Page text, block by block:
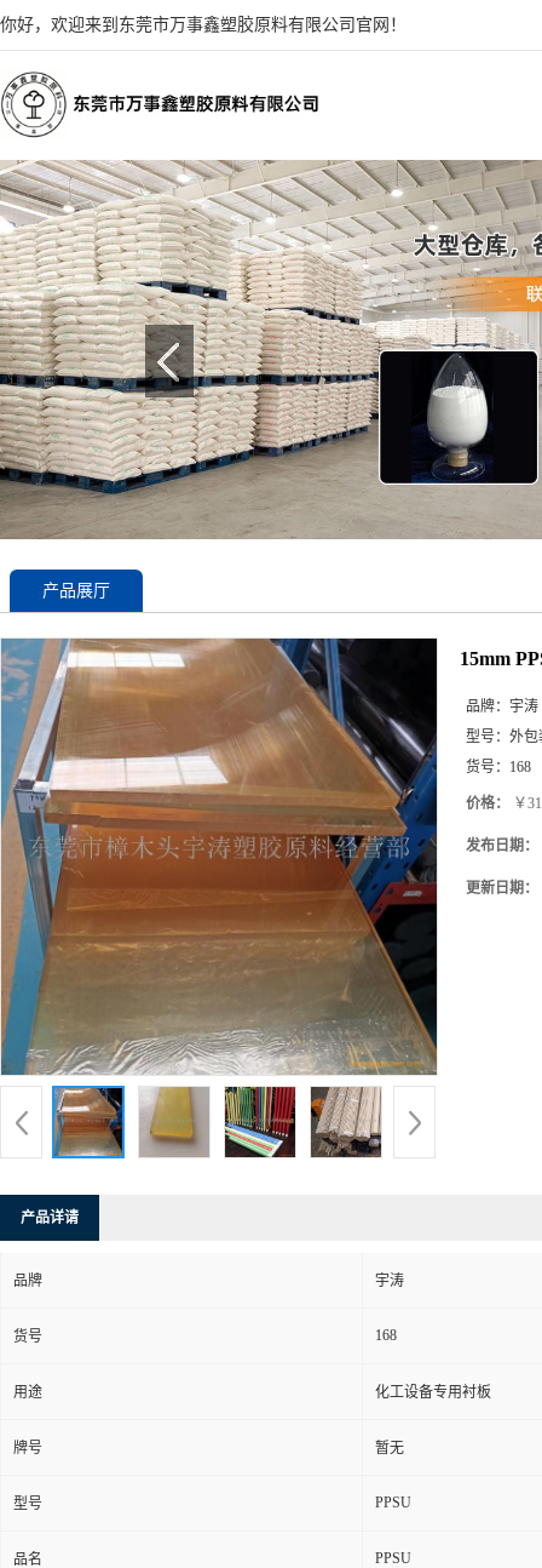
你好，欢迎来到东莞市万事鑫塑胶原料有限公司官网！
产品展厅
15mm
品牌： 宇涛
型号： 外包
货号： 168
价格： ￥
发布日期：
更新日期：
产品详请
品牌 宇涛
货号 168
用途 化工设备专用衬板
牌号 暂无
型号 PPSU
品名 PPSU